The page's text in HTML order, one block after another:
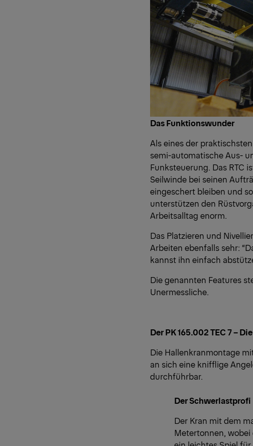
Das Funktionswunder
Als eines der
semi-automatische Aus-
Funksteuerung. Das RTC
Seilwinde bei seinen
eingeschert bleiben und
unterstützen den
Arbeitsalltag enorm.
Das Platzieren und
Arbeiten ebenfalls sehr:
kannst ihn einfach
Die genannten Features
Unermessliche.
Der PK 165.002 TEC 7 –
Die Hallenkranmontage
an sich eine knifflige
durchführbar.
Der Schwerlastprofi
Der Kran mit dem
Metertonnen,